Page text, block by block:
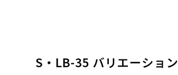
S・LB-35 バリエーション